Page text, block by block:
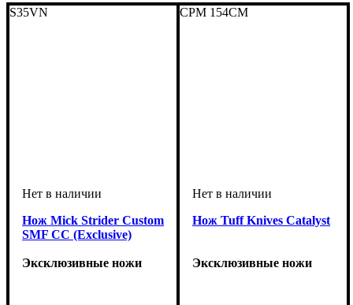
S35VN
Нож Mick Strider Custom
SMF CC (Exclusive)
Эксклюзивные ножи
CPM 154CM
Нож Tuff Knives Catalyst
Эксклюзивные ножи